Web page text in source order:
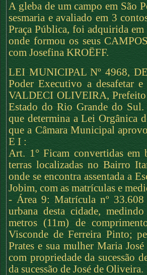
A gleba de um campo em São
sesmaria e avaliado em 3
Praça Pública, foi adquirida
onde formou os seus
com Josefina KROËFF.
LEI MUNICIPAL Nº 4968,
Poder Executivo a desafetar
VALDECI OLIVEIRA,
Estado do Rio Grande do
que determina a Lei Orgânica
que a Câmara Municipal
E I :
Art. 1° Ficam convertidas em
terras localizadas no Bairro
onde se encontra assentada a
Jobim, com as matrículas e
- Área 9: Matrícula nº
urbana desta cidade,
metros (11m) de
Visconde de Ferreira Pinto;
Prates e sua mulher Maria
com propriedade da sucessão
da sucessão de José de Oliveira.